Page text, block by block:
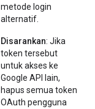
metode login
alternatif.
Disarankan: Jika
token tersebut
untuk akses ke
Google API lain,
hapus semua token
OAuth pengguna